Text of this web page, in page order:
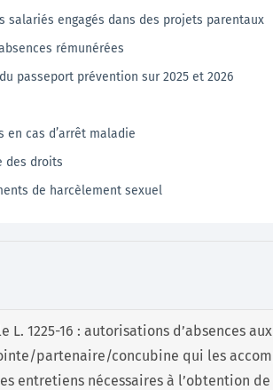
salariés engagés dans des projets parentaux
rémunérées
passeport prévention sur 2025 et 2026
en cas d’arrêt maladie
des droits
de harcèlement sexuel
L. 1225-16 : autorisations d’absences
partenaire/concubine qui les
entretiens nécessaires à l’obtention de